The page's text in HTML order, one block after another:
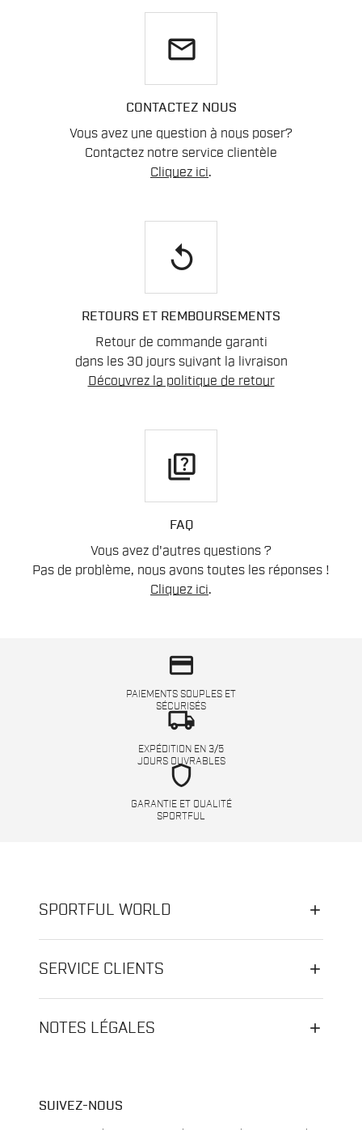
email
CONTACTEZ NOUS
Vous avez une question à nous poser?
Contactez notre service clientèle
Cliquez ici.
replay
RETOURS ET REMBOURSEMENTS
Retour de commande garanti
dans les 30 jours suivant la livraison
Découvrez la politique de retour
quiz
FAQ
Vous avez d'autres questions ?
Pas de problème, nous avons toutes les réponses !
Cliquez ici.
credit_card
PAIEMENTS SOUPLES ET
SÉCURISÉS
local_shipping
EXPÉDITION EN 3/5
JOURS OUVRABLES
shield
GARANTIE ET QUALITÉ
SPORTFUL
SPORTFUL WORLD
SERVICE CLIENTS
NOTES LÉGALES
SUIVEZ-NOUS